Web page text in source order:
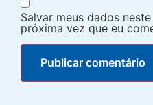
Salvar meus dados
próxima vez que eu